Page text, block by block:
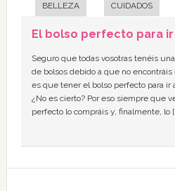
BELLEZA CUIDADOS
El bolso perfecto para ir
Seguro que todas vosotras tenéis
de bolsos debido a que no encontráis
es que tener el bolso perfecto para ir
¿No es cierto? Por eso siempre que
perfecto lo compráis y, finalmente, lo